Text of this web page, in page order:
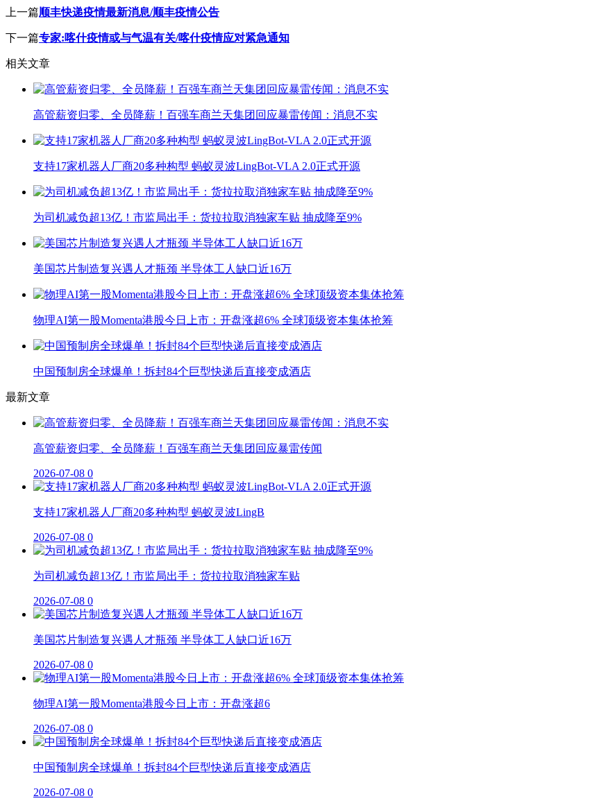
上一篇顺丰快递疫情最新消息/顺丰疫情公告
下一篇专家:喀什疫情或与气温有关/喀什疫情应对紧急通知
相关文章
高管薪资归零、全员降薪！百强车商兰天集团回应暴雷传闻：消息不实
支持17家机器人厂商20多种构型 蚂蚁灵波LingBot-VLA 2.0正式开源
为司机减负超13亿！市监局出手：货拉拉取消独家车贴 抽成降至9%
美国芯片制造复兴遇人才瓶颈 半导体工人缺口近16万
物理AI第一股Momenta港股今日上市：开盘涨超6% 全球顶级资本集体抢筹
中国预制房全球爆单！拆封84个巨型快递后直接变成酒店
最新文章
高管薪资归零、全员降薪！百强车商兰天集团回应暴雷传闻
2026-07-08 0
支持17家机器人厂商20多种构型 蚂蚁灵波LingB
2026-07-08 0
为司机减负超13亿！市监局出手：货拉拉取消独家车贴
2026-07-08 0
美国芯片制造复兴遇人才瓶颈 半导体工人缺口近16万
2026-07-08 0
物理AI第一股Momenta港股今日上市：开盘涨超6
2026-07-08 0
中国预制房全球爆单！拆封84个巨型快递后直接变成酒店
2026-07-08 0